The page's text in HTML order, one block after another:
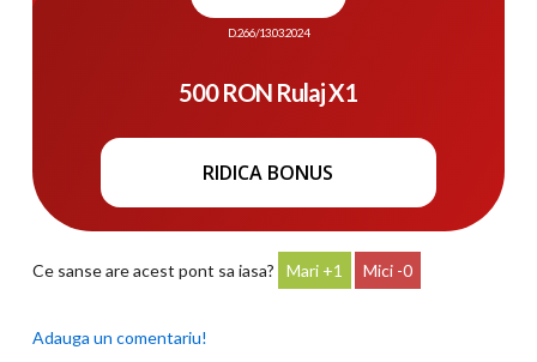
D. 266/13.03.2024
500 RON Rulaj X1
RIDICA BONUS
Ce sanse are acest pont sa iasa? 1 0
Adauga un comentariu!